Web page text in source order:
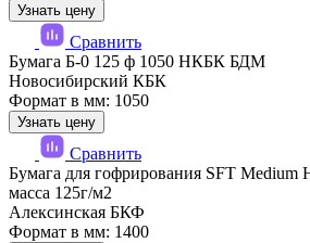
Узнать цену
Сравнить
Бумага Б-0 125 ф 1050 НКБК БДМ
Новосибирский КБК
Формат в мм: 1050
Узнать цену
Сравнить
Бумага для гофрирования SFT Medium
масса 125г/м2
Алексинская БКФ
Формат в мм: 1400